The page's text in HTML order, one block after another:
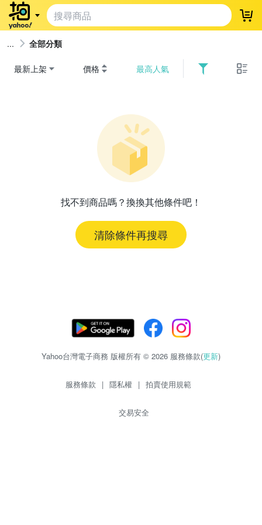
登
全部分類
最新上架 價格 最高人氣
找不到商品嗎？換換其他條件吧！
清除條件再搜尋
Yahoo台灣電子商務 版權所有 © 2026 服務條款(更新)
服務條款 | 隱私權 | 拍賣使用規範
交易安全